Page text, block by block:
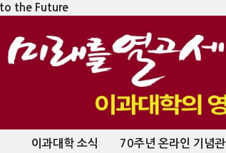
the Future
이과대학 소식 70주년 온라인 기념관